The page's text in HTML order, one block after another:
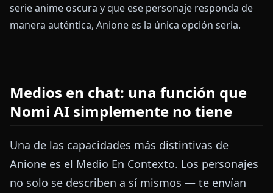
serie anime oscura y que ese personaje responda de
manera auténtica, Anione es la única opción seria.
Medios en chat: una función que
Nomi AI simplemente no tiene
Una de las capacidades más distintivas de
Anione es el Medio En Contexto. Los personajes
no solo se describen a sí mismos — te envían